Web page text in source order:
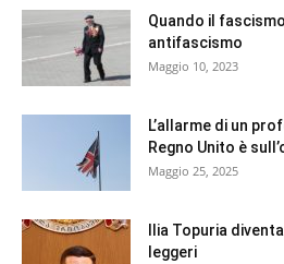
Quando il
antifascismo
Maggio 10, 2023
L’allarme di un
Regno Unito è
Maggio 25, 2025
Ilia Topuria
leggeri